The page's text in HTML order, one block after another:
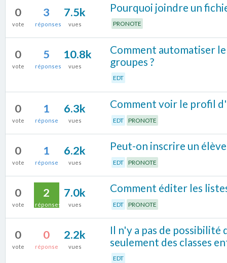
0
vote
3
réponses
7.5k
vues
Pourquoi joindre un
PRONOTE
0
vote
5
réponses
10.8k
vues
Comment automatiser
groupes ?
EDT
0
vote
1
réponse
6.3k
vues
Comment voir le profil
EDT PRONOTE
0
vote
1
réponse
6.2k
vues
Peut-on inscrire un élève
EDT PRONOTE
0
vote
2
réponses
7.0k
vues
Comment éditer les
EDT PRONOTE
0
vote
0
réponse
2.2k
vues
Il n'y a pas de possibilité
seulement des classes
EDT